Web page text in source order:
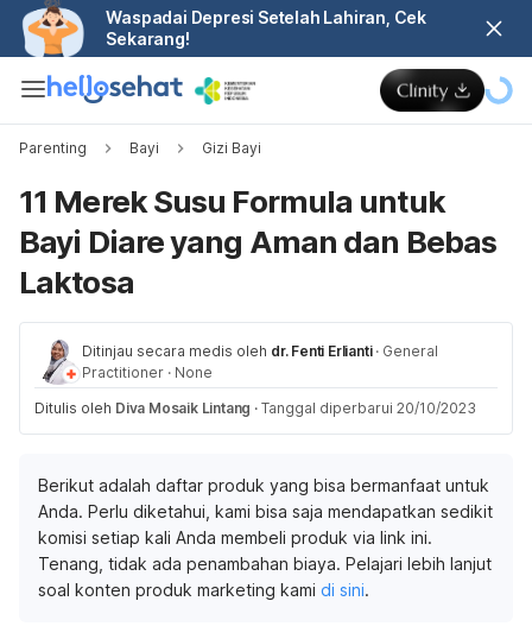
Waspadai Depresi Setelah Lahiran, Cek
Sekarang!
Parenting Bayi Gizi Bayi
11 Merek Susu Formula untuk
Bayi Diare yang Aman dan Bebas
Laktosa
Ditinjau secara medis oleh dr. Fenti Erlianti · General
Practitioner · None
Ditulis oleh Diva Mosaik Lintang · Tanggal diperbarui 20/10/2023
Berikut adalah daftar produk yang bisa bermanfaat untuk
Anda. Perlu diketahui, kami bisa saja mendapatkan sedikit
komisi setiap kali Anda membeli produk via link ini.
Tenang, tidak ada penambahan biaya. Pelajari lebih lanjut
soal konten produk marketing kami di sini.